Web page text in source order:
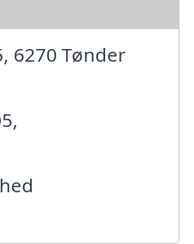
6270 Tønder